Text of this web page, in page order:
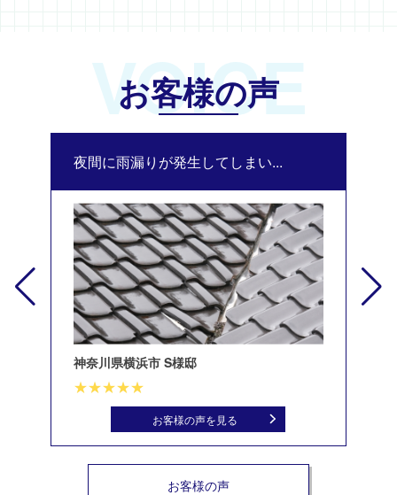
VOICE
お客様の声
夜間に雨漏りが発生してしまい...
神奈川県横浜市 S様邸
お客様の声を見る
お客様の声